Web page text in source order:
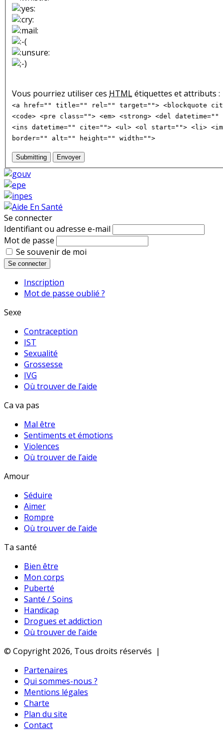
Vous pourriez utiliser ces HTMLétiquettes et attributs :
<a href="" title="" rel="" target=""> <blockquote
<code> <pre class=""> <em> <strong> <del
<ins datetime="" cite=""> <ul> <ol start=""> <li>
border="" alt="" height="" width="">
Submitting Envoyer
Se connecter
Identifiant ou adresse e-mail
Mot de passe
Se souvenir de moi
Se connecter
Inscription
Mot de passe oublié ?
Sexe
Contraception
IST
Sexualité
Grossesse
IVG
Où trouver de l’aide
Ca va pas
Mal être
Sentiments et émotions
Violences
Où trouver de l’aide
Amour
Séduire
Aimer
Rompre
Où trouver de l’aide
Ta santé
Bien être
Mon corps
Puberté
Santé / Soins
Handicap
Drogues et addiction
Où trouver de l’aide
© Copyright 2026, Tous droits réservés |
Partenaires
Qui sommes-nous ?
Mentions légales
Charte
Plan du site
Contact